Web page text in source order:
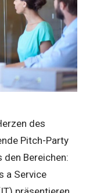
des
Pitch-Party
Bereichen:
a Service